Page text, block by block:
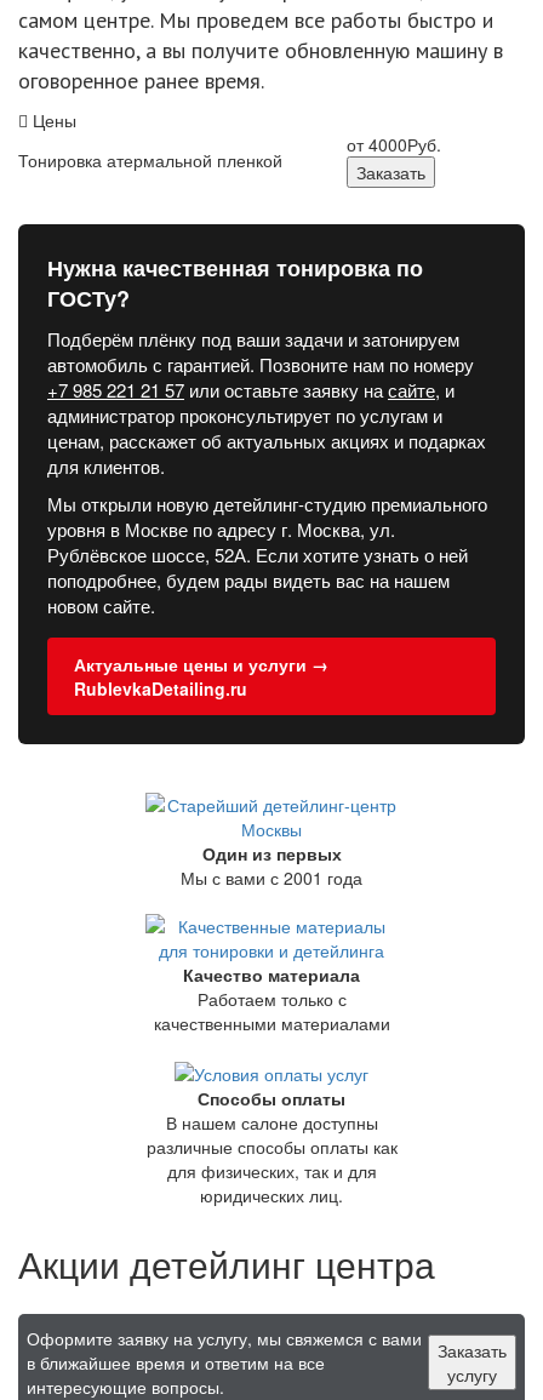
самом центре. Мы проведем все работы быстро и
качественно, а вы получите обновленную машину в
оговоренное ранее время.
Цены
Тонировка атермальной пленкой
от 4000Руб.
Заказать
Нужна качественная тонировка по
ГОСТу?
Подберём плёнку под ваши задачи и затонируем
автомобиль с гарантией. Позвоните нам по номеру
+7 985 221 21 57 или оставьте заявку насайте, и
администратор проконсультирует по услугам и
ценам, расскажет об актуальных акциях и подарках
для клиентов.
Мы открыли новую детейлинг-студию премиального
уровня в Москве по адресу г. Москва, ул.
Рублёвское шоссе, 52А. Если хотите узнать о ней
поподробнее, будем рады видеть вас на нашем
новом сайте.
Актуальные цены и услуги →
RublevkaDetailing.ru
Один из первых
Мы с вами с 2001 года
Качество материала
Работаем только с
качественными материалами
Способы оплаты
В нашем салоне доступны
различные способы оплаты как
для физических, так и для
юридических лиц.
Акции детейлинг центра
Оформите заявку на услугу, мы свяжемся с вами
в ближайшее время и ответим на все
интересующие вопросы.
Заказать
услугу